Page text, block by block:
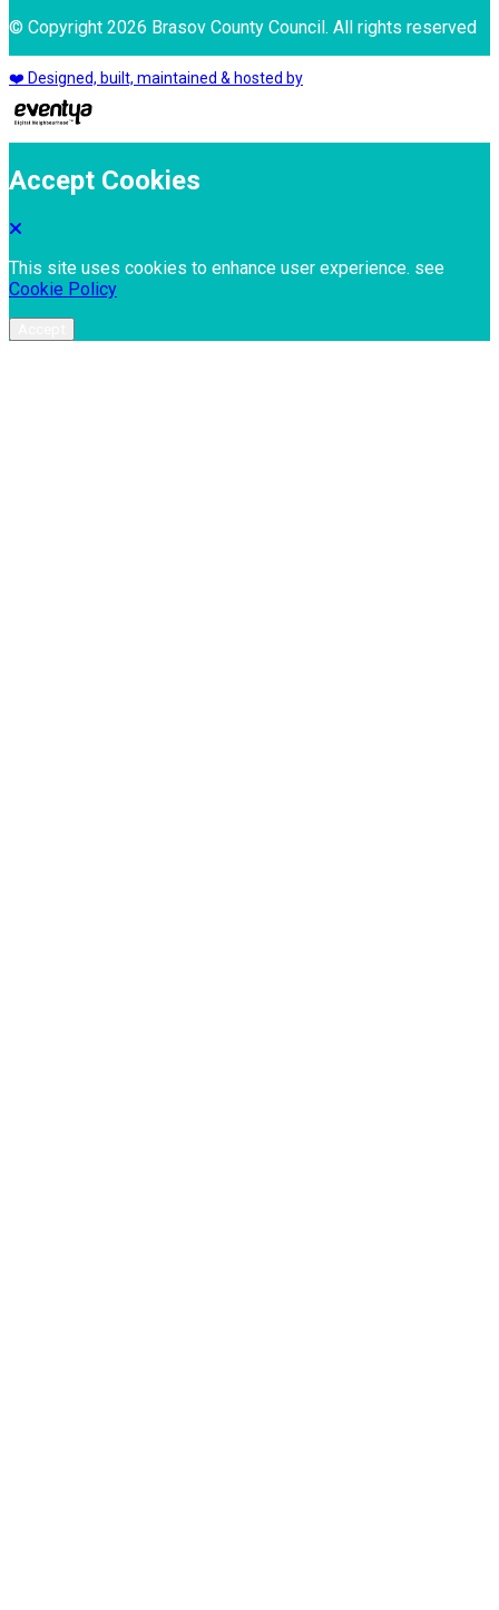
© Copyright 2026 Brasov County Council. All rights reserved
❤️ Designed, built, maintained & hosted by
Accept Cookies
This site uses cookies to enhance user experience. see
Cookie Policy